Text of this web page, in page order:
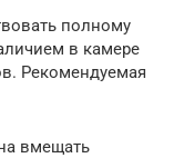
полному
в камере
Рекомендуемая
вмещать